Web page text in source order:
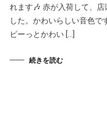
れます🎶 赤が入荷して、
した。かわいらしい音色で
ピーっとかわい […]
続きを読む